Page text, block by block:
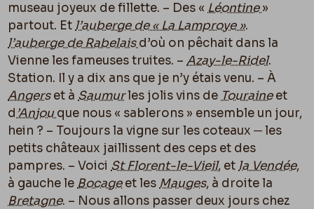
museau joyeux de fillette. – Des « Léontine»
partout. Et l’auberge de « La Lamproye ».
l’auberge de Rabelaisd’où on pêchait dans la
Vienne les fameuses truites. –Azay-le-Ridel.
Station. Il y a dix ans que je n’y étais venu. – À
Angerset à Saumurles jolis vins de Touraineet
d ’Anjouque nous « sablerons » ensemble un jour,
hein ? – Toujours la vigne sur les coteaux ─ les
petits châteaux jaillissent des ceps et des
pampres. – Voici St Florent-le-Vieil, et la Vendée,
à gauche le Bocageet les Mauges, à droite la
Bretagne. – Nous allons passer deux jours chez